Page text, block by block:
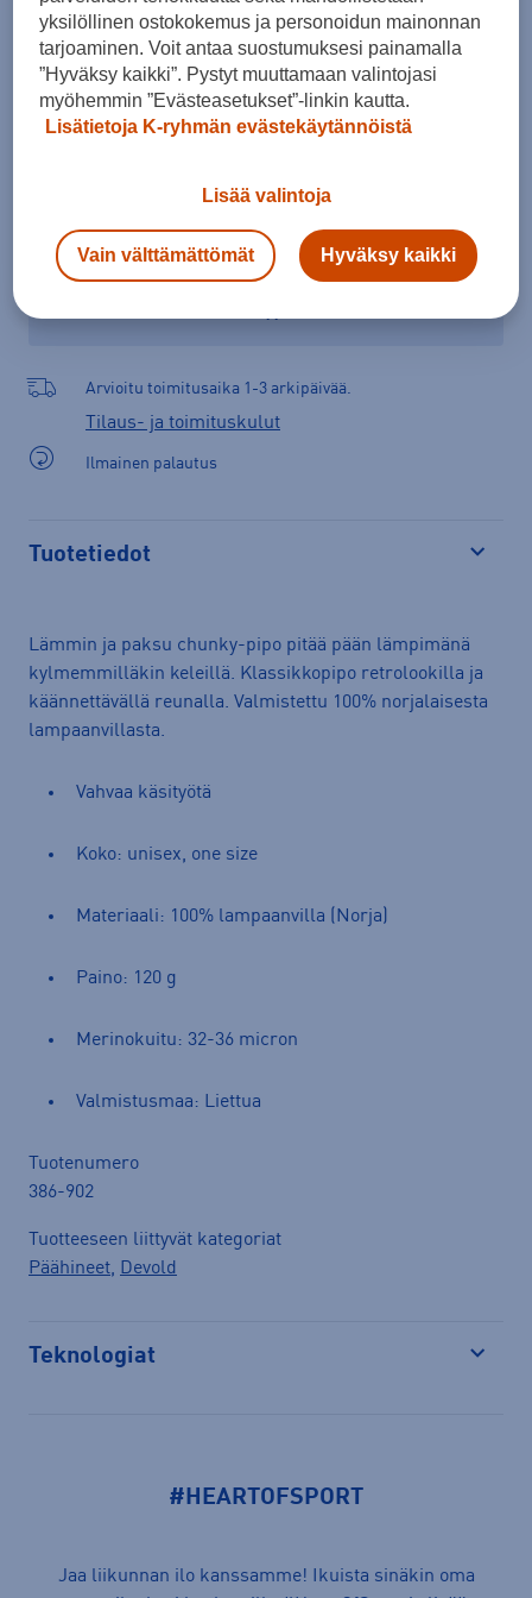
Lisää ostoskoriin
Tarkista saatavuus ja tilaa myymälästä
Verkkokauppa: Myymälät:
Arvioitu toimitusaika 1-3 arkipäivää.
Tilaus- ja toimituskulut
Ilmainen palautus
Tuotetiedot
Lämmin ja paksu chunky-pipo pitää pään lämpimänä
kylmemmilläkin keleillä. Klassikkopipo retrolookilla ja
käännettävällä reunalla. Valmistettu 100% norjalaisesta
lampaanvillasta.
Vahvaa käsityötä
Koko: unisex, one size
Materiaali: 100% lampaanvilla (Norja)
Paino: 120 g
Merinokuitu: 32-36 micron
Valmistusmaa: Liettua
Tuotenumero
386-902
Tuotteeseen liittyvät kategoriat
Päähineet, Devold
Teknologiat
#HEARTOFSPORT
Jaa liikunnan ilo kanssamme! Ikuista sinäkin oma
yksilöllinen ostokokemus ja personoidun mainonnan
tarjoaminen. Voit antaa suostumuksesi painamalla
”Hyväksy kaikki”. Pystyt muuttamaan valintojasi
myöhemmin ”Evästeasetukset”-linkin kautta.
Lisätietoja K-ryhmän evästekäytännöistä
Lisää valintoja
Vain välttämättömät Hyväksy kaikki